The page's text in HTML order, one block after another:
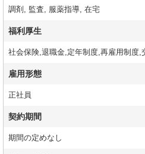
調剤, 監査, 服薬指導, 在宅
福利厚生
社会保険,退職金,定年制度,再雇用制度,
雇用形態
正社員
契約期間
期間の定めなし